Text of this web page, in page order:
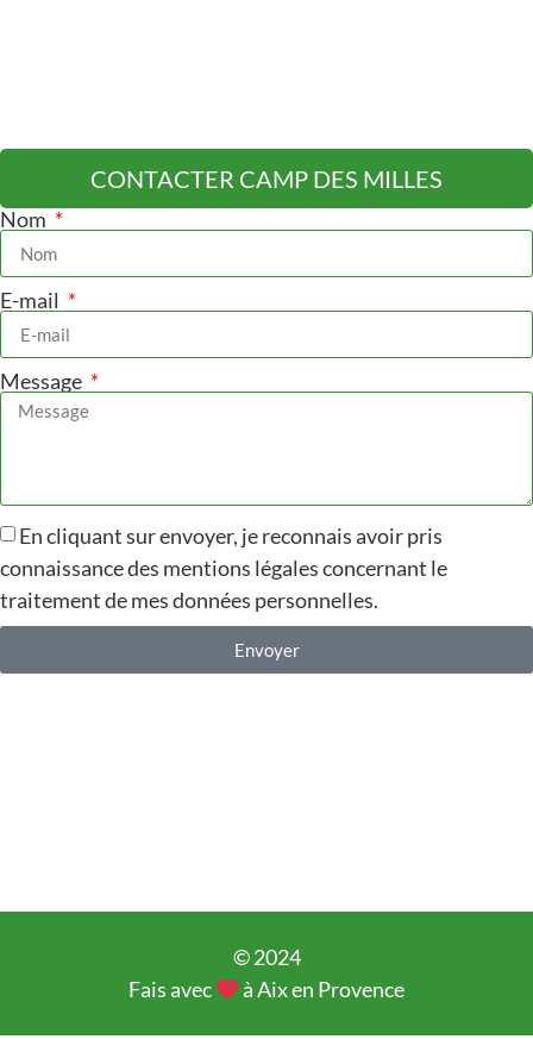
CONTACTER CAMP DES MILLES
Nom
E-mail
Message
En cliquant sur envoyer, je reconnais avoir pris
connaissance des mentions légales concernant le
traitement de mes données personnelles.
Envoyer
© 2024
Fais avec
à Aix en Provence